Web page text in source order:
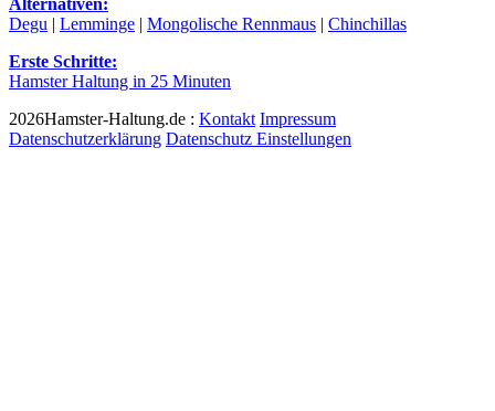
Degu | Lemminge | Mongolische Rennmaus | Chinchillas
Erste Schritte:
Hamster Haltung in 25 Minuten
2026Hamster-Haltung.de : Kontakt Impressum
Datenschutzerklärung Datenschutz Einstellungen